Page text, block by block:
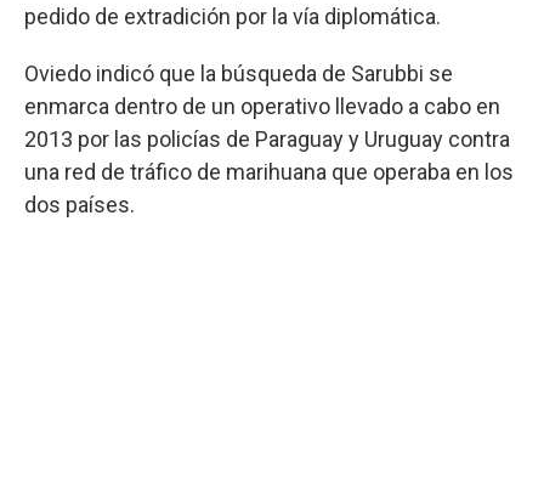
pedido de extradición por la vía diplomática.
Oviedo indicó que la búsqueda de Sarubbi se
enmarca dentro de un operativo llevado a cabo en
2013 por las policías de Paraguay y Uruguay contra
una red de tráfico de marihuana que operaba en los
dos países.